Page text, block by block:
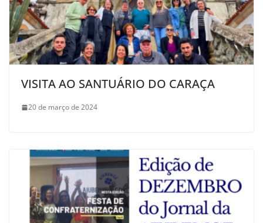
VISITA AO SANTUÁRIO DO CARAÇA
20 de março de 2024